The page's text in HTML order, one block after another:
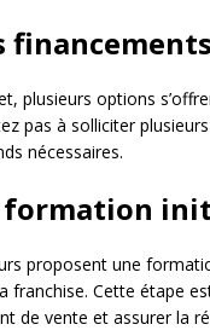
plusieurs options
pas à solliciter
nécessaires.
formation
proposent une
franchise. Cette étape
de vente et assurer la